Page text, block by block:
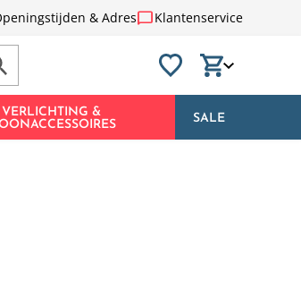
& Adreschat_bubbleKlantenservice
VERLICHTING &
SALE